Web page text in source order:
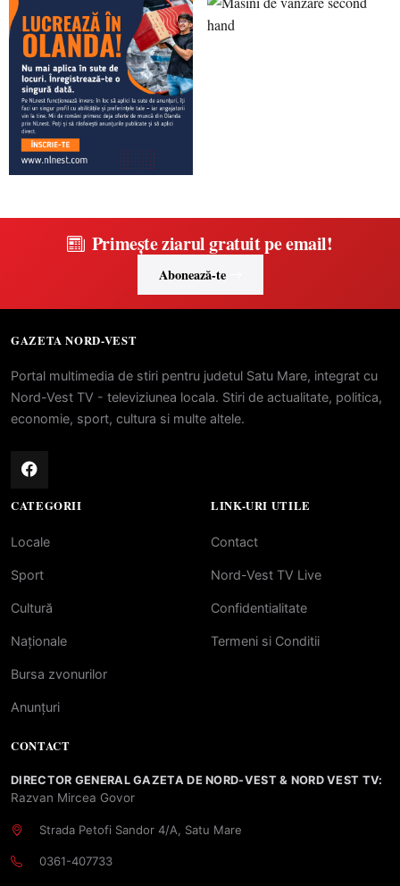
Primește ziarul gratuit pe email!
Abonează-te
GAZETA NORD-VEST
Portal multimedia de stiri pentru judetul Satu Mare, integrat cu
Nord-Vest TV - televiziunea locala. Stiri de actualitate, politica,
economie, sport, cultura si multe altele.
CATEGORII
Locale
Sport
Cultură
Naționale
Bursa zvonurilor
Anunțuri
LINK-URI UTILE
Contact
Nord-Vest TV Live
Confidentialitate
Termeni si Conditii
CONTACT
DIRECTOR GENERAL GAZETA DE NORD-VEST & NORD VEST TV:
Razvan Mircea Govor
Strada Petofi Sandor 4/A, Satu Mare
0361-407733